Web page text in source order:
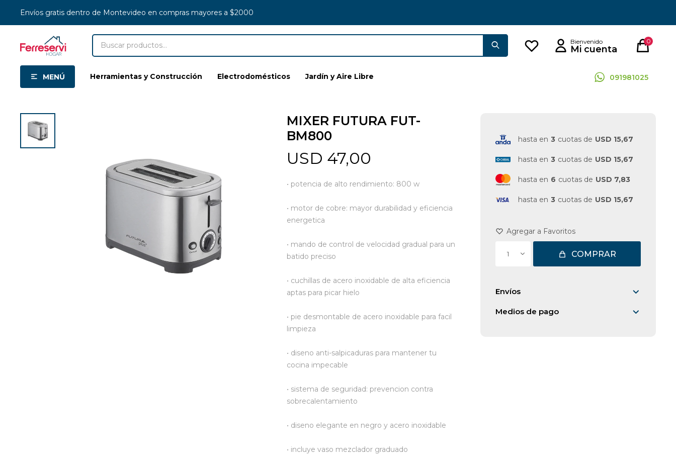
MENÚ Herramientas y Construcción Electrodomésticos Jardín y Aire Libre 091981025
0
Envíos gratis dentro de Montevideo en compras mayores a $2000
MIXER FUTURA FUT-
BM800
USD 47,00
• potencia de alto rendimiento: 800 w
• motor de cobre: mayor durabilidad y eficiencia
energetica
• mando de control de velocidad gradual para un
batido preciso
• cuchillas de acero inoxidable de alta eficiencia
aptas para picar hielo
• pie desmontable de acero inoxidable para facil
limpieza
• diseno anti-salpicaduras para mantener tu
cocina impecable
• sistema de seguridad: prevencion contra
sobrecalentamiento
• diseno elegante en negro y acero inoxidable
• incluye vaso mezclador graduado
hasta en 3 cuotas de USD 15,67
hasta en 3 cuotas de USD 15,67
hasta en 6 cuotas de USD 7,83
hasta en 3 cuotas de USD 15,67
1 COMPRAR
Envíos
Medios de pago